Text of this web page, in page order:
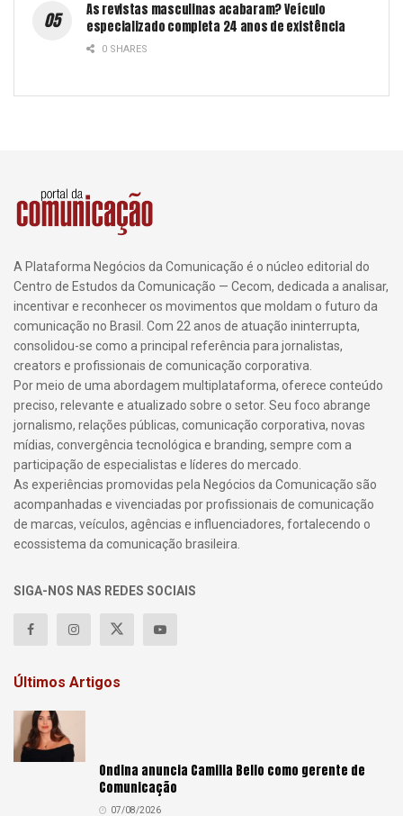
As revistas masculinas acabaram? Veículo
especializado completa 24 anos de existência
0 SHARES
A Plataforma Negócios da Comunicação é o núcleo editorial do
Centro de Estudos da Comunicação — Cecom, dedicada a analisar,
incentivar e reconhecer os movimentos que moldam o futuro da
comunicação no Brasil. Com 22 anos de atuação ininterrupta,
consolidou-se como a principal referência para jornalistas,
creators e profissionais de comunicação corporativa.
Por meio de uma abordagem multiplataforma, oferece conteúdo
preciso, relevante e atualizado sobre o setor. Seu foco abrange
jornalismo, relações públicas, comunicação corporativa, novas
mídias, convergência tecnológica e branding, sempre com a
participação de especialistas e líderes do mercado.
As experiências promovidas pela Negócios da Comunicação são
acompanhadas e vivenciadas por profissionais de comunicação
de marcas, veículos, agências e influenciadores, fortalecendo o
ecossistema da comunicação brasileira.
SIGA-NOS NAS REDES SOCIAIS
Últimos Artigos
Ondina anuncia Camilla Bello como gerente de
Comunicação
07/08/2026